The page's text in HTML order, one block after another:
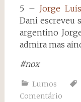
5 – Jorge
Dani escreveu
argentino
admira mas
#nox
Lumos
Comentário